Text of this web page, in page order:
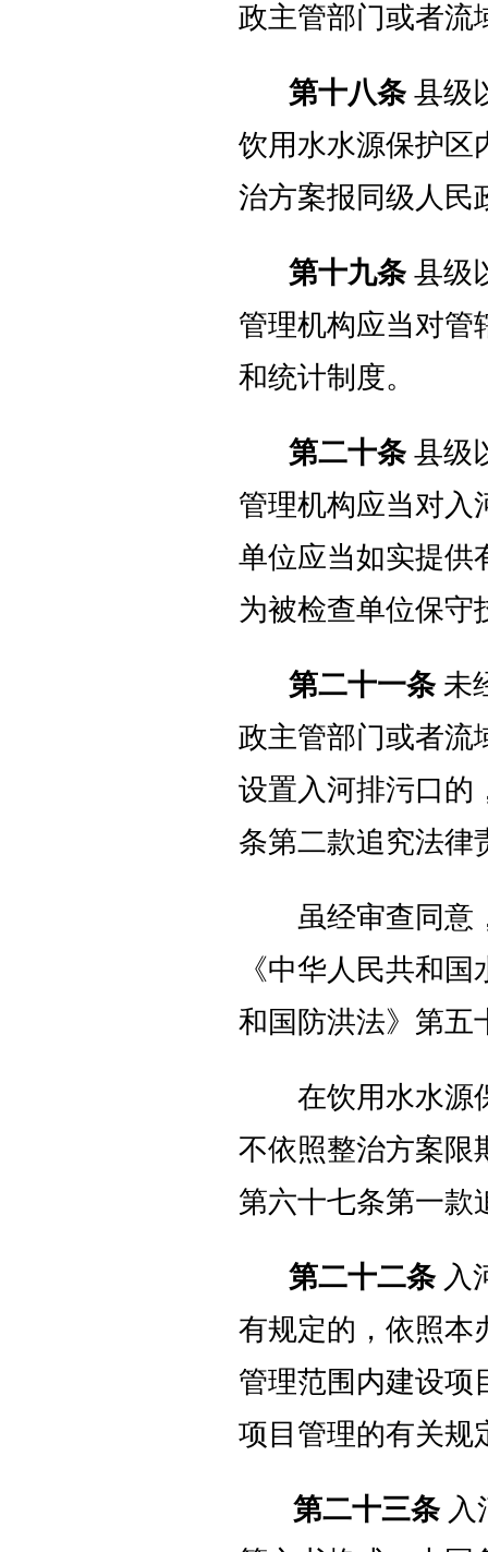
政主管部门或者
第十八条县级
饮用水水源保护区
治方案报同级人
第十九条县级
管理机构应当对管
和统计制度。
第二十条县级
管理机构应当对入
单位应当如实提供
为被检查单位保
第二十一条未
政主管部门或者流
设置入河排污口的
条第二款追究法律
虽经审查同意，
《中华人民共和
和国防洪法》第
在饮用水水源保
不依照整治方案限
第六十七条第一
第二十二条入
有规定的，依照本
管理范围内建设项
项目管理的有关规
第二十三条入